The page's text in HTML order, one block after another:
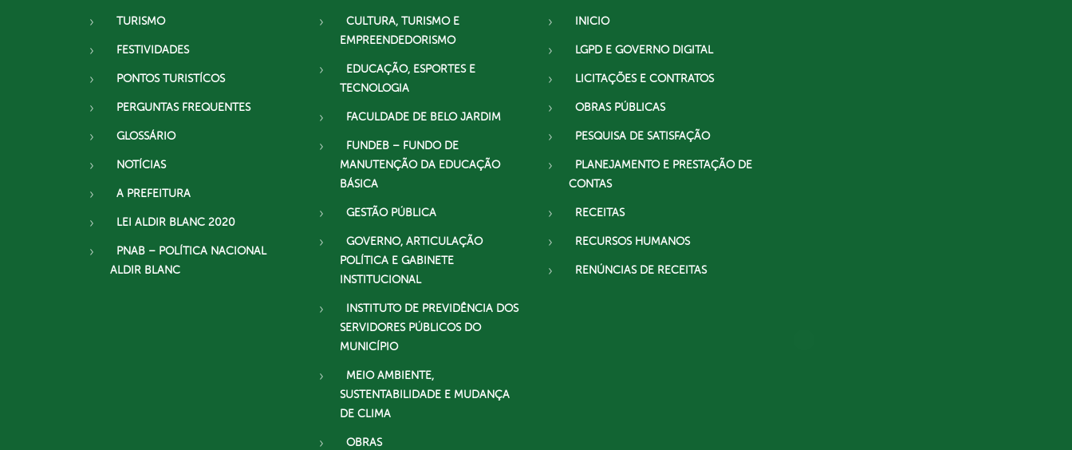
TURISMO
FESTIVIDADES
PONTOS TURISTÍCOS
PERGUNTAS FREQUENTES
GLOSSÁRIO
NOTÍCIAS
A PREFEITURA
LEI ALDIR BLANC 2020
PNAB – POLÍTICA NACIONAL
ALDIR BLANC
CULTURA, TURISMO E
EMPREENDEDORISMO
EDUCAÇÃO, ESPORTES E
TECNOLOGIA
FACULDADE DE BELO JARDIM
FUNDEB – FUNDO DE
MANUTENÇÃO DA EDUCAÇÃO
BÁSICA
GESTÃO PÚBLICA
GOVERNO, ARTICULAÇÃO
POLÍTICA E GABINETE
INSTITUCIONAL
INSTITUTO DE PREVIDÊNCIA DOS
SERVIDORES PÚBLICOS DO
MUNICÍPIO
MEIO AMBIENTE,
SUSTENTABILIDADE E MUDANÇA
DE CLIMA
OBRAS
INICIO
LGPD E GOVERNO DIGITAL
LICITAÇÕES E CONTRATOS
OBRAS PÚBLICAS
PESQUISA DE SATISFAÇÃO
PLANEJAMENTO E PRESTAÇÃO DE
CONTAS
RECEITAS
RECURSOS HUMANOS
RENÚNCIAS DE RECEITAS